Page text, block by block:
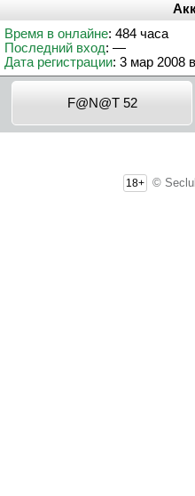
Время в онлайне: 484 часа
Последний вход: —
Дата регистрации: 3 мар 2008
F@N@T 52
18+ ©